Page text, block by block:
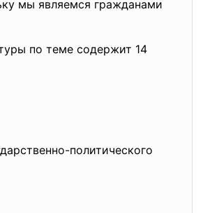
мы являемся гражданами
по теме содержит 14
политического